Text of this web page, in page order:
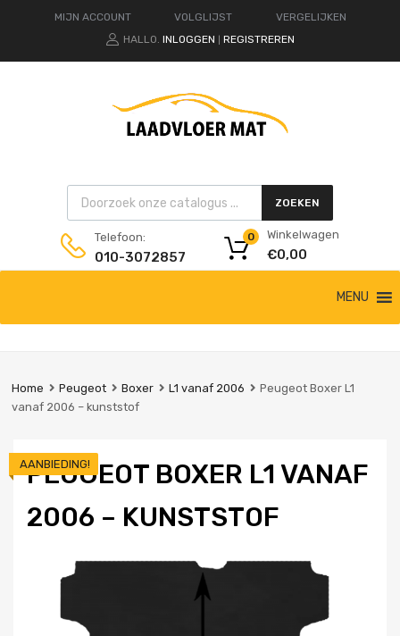
MIJN ACCOUNT VOLGLIJST
VERGELIJKEN
HALLO. INLOGGEN REGISTREREN
Products search ZOEKEN
Telefoon:
010-3072857
Winkelwagen
€0,00
0
de
MENU
Home Peugeot Boxer L1 vanaf 2006
Peugeot Boxer L1
vanaf 2006 – kunststof
PEUGEOT BOXER L1 VANAF
2006 – KUNSTSTOF
AANBIEDING!